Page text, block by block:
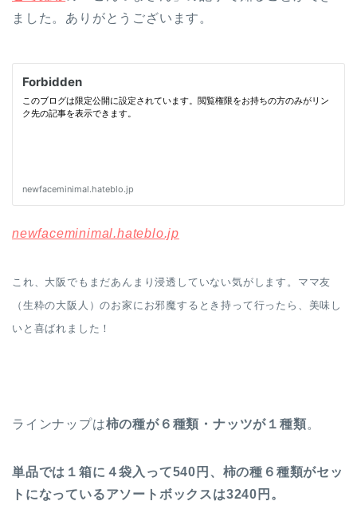
ました。ありがとうございます。
newfaceminimal.hateblo.jp
これ、大阪でもまだあんまり浸透していない気がします。ママ友
（生粋の大阪人）のお家にお邪魔するとき持って行ったら、美味し
いと喜ばれました！
ラインナップは柿の種が６種類・ナッツが１種類。
単品では１箱に４袋入って540円、 柿の種６種類がセッ
トになっているアソートボックスは3240円。